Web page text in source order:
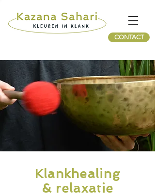
CONTACT
Klankhealing
& relaxatie